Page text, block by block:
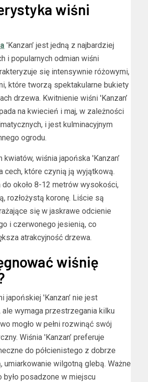
wiśni
'Kanzan’ jest jedną z najbardziej
i popularnych odmian wiśni
się intensywnie różowymi,
które tworzą spektakularne bukiety
drzewa. Kwitnienie wiśni 'Kanzan’
na kwiecień i maj, w zależności
i jest kulminacyjnym
ogrodu.
kwiatów, wiśnia japońska 'Kanzan’
cech, które czynią ją wyjątkową.
około 8-12 metrów wysokości,
rozłożystą koronę. Liście są
się w jaskrawe odcienie
i czerwonego jesienią, co
atrakcyjność drzewa.
wiśnię
japońskiej 'Kanzan’ nie jest
ale wymaga przestrzegania kilku
mogło w pełni rozwinąć swój
Wiśnia 'Kanzan’ preferuje
do półcienistego z dobrze
umiarkowanie wilgotną glebą. Ważne
było posadzone w miejscu